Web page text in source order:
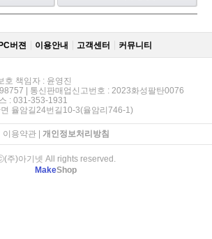
PC버젼 이용안내 고객센터 커뮤니티
호 책임자 : 윤영진
| 통신판매업신고번호 : 2023화성팔탄0076
: 031-353-1931
율암길24번길10-3(율암리746-1)
이용약관| 개인정보처리방침
주)아기넷 All rights reserved.
MakeShop